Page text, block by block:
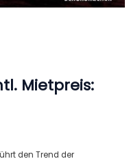
Mietpreis:
den Trend der